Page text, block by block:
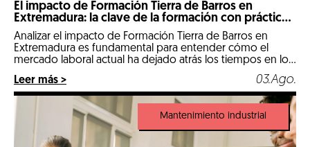
El impacto de Formación Tierra de Barros en
Extremadura: la clave de la formación con prácticas
reales
Analizar el impacto de Formación Tierra de Barros en
Extremadura es fundamental para entender cómo el
mercado laboral actual ha dejado atrás los tiempos en los
que un expediente puramente teórico abría las puertas
de las mejores empresas. Llegados a 2026, nos
encontramos en un escenario hipercompetitivo, marcado
por la digitalización de la industria y […]
Leer más > 03.Ago.
Mantenimiento industrial